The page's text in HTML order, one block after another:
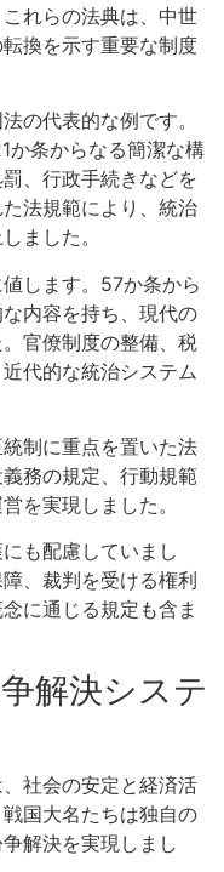
れらの法典は、中世
換を示す重要な制度
の代表的な例です。
か条からなる簡潔な構
、行政手続きなどを
法規範により、統治
ました。
します。57か条から
内容を持ち、現代の
官僚制度の整備、税
代的な統治システム
制に重点を置いた法
務の規定、行動規範
を実現しました。
も配慮していまし
、裁判を受ける権利
に通じる規定も含ま
解決システ
社会の安定と経済活
国大名たちは独自の
解決を実現しまし